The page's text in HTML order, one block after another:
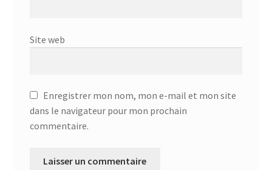
Site web
Enregistrer mon nom, mon e-mail et mon site
dans le navigateur pour mon prochain
commentaire.